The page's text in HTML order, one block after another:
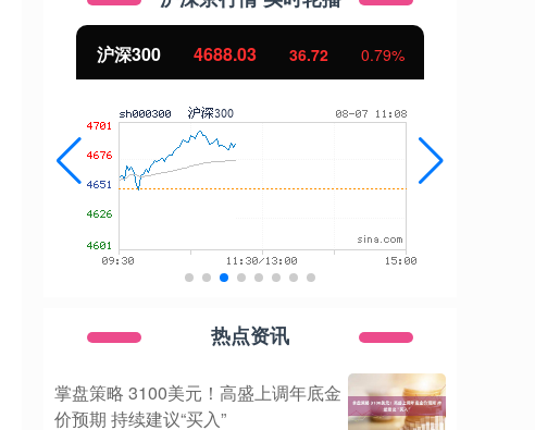
北证50 1123.26 0.39 0.03%
热点资讯
掌盘策略 3100美元！高盛上调年底金
价预期 持续建议“买入”